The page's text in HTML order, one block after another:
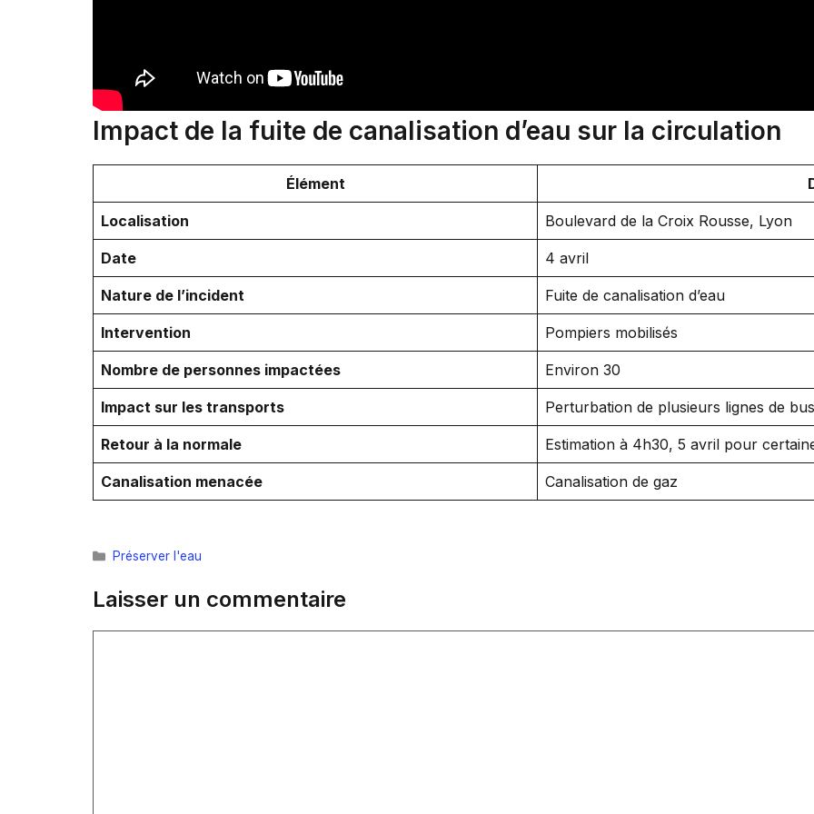
Impact de la fuite de canalisation d’eau sur la circulation
Élément
Localisation Boulevard de la Croix Rousse, Lyon
Date 4 avril
Nature de l’incident Fuite de canalisation d’eau
Intervention Pompiers mobilisés
Nombre de personnes impactées Environ 30
Impact sur les transports Perturbation de plusieurs lignes de bus
Retour à la normale Estimation à 4h30, 5 avril pour
Canalisation menacée Canalisation de gaz
Catégories
Préserver l'eau
Laisser un commentaire